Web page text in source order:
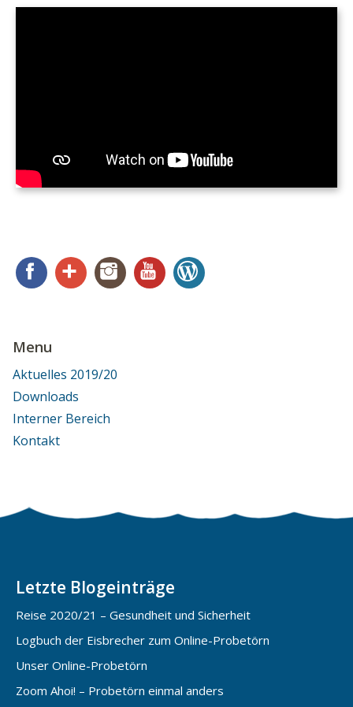
FacebookGoogle+ InstagramYouTube
Menu
Aktuelles 2019/20
Downloads
Interner Bereich
Kontakt
Letzte Blogeinträge
Reise 2020/21 – Gesundheit und Sicherheit
Logbuch der Eisbrecher zum Online-Probetörn
Unser Online-Probetörn
Zoom Ahoi! – Probetörn einmal anders